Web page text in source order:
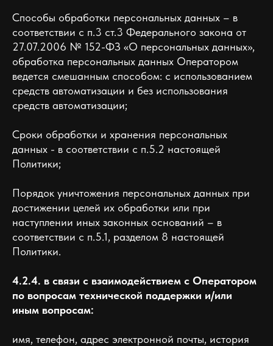
Способы обработки персональных данных – в
соответствии с п.3 ст.3 Федерального закона от
27.07.2006 № 152-ФЗ «О персональных данных»,
обработка персональных данных Оператором
ведется смешанным способом: с использованием
средств автоматизации и без использования
средств автоматизации;
Сроки обработки и хранения персональных
данных - в соответствии с п.5.2 настоящей
Политики;
Порядок уничтожения персональных данных при
достижении целей их обработки или при
наступлении иных законных оснований – в
соответствии с п.5.1, разделом 8 настоящей
Политики.
4.2.4. в связи с взаимодействием с Оператором
по вопросам технической поддержки и/или
иным вопросам:
имя, телефон, адрес электронной почты, история